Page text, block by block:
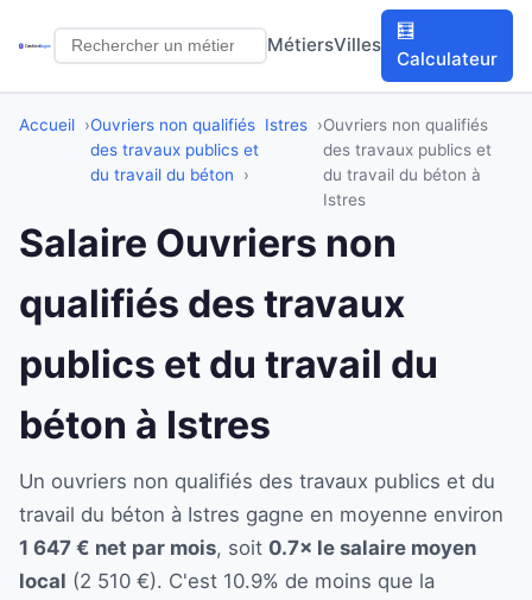
MétiersVilles
🧮
Calculateur
Accueil
Ouvriers non qualifiés
des travaux publics et
du travail du béton
Istres
Ouvriers non qualifiés
des travaux publics et
du travail du béton à
Istres
Salaire Ouvriers non
qualifiés des travaux
publics et du travail du
béton à Istres
Un ouvriers non qualifiés des travaux publics et du
travail du béton à Istres gagne en moyenne environ
1 647 € net par mois, soit 0.7× le salaire moyen
local (2 510 €). C'est 10.9% de moins que la